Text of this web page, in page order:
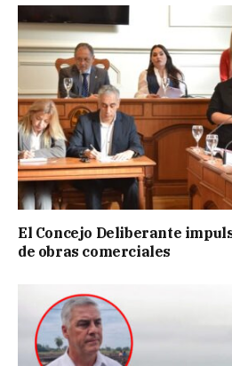
El Concejo Deliberante
de obras comerciales